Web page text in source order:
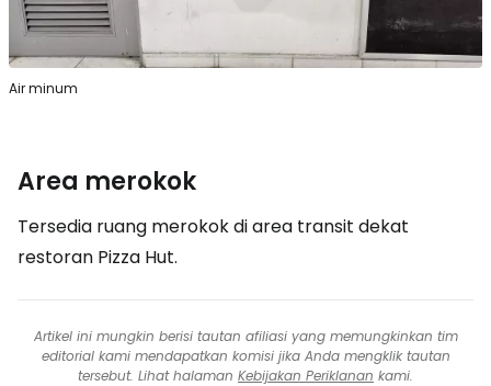
Air minum
Area merokok
Tersedia ruang merokok di area transit dekat
restoran Pizza Hut.
Artikel ini mungkin berisi tautan afiliasi yang memungkinkan tim
editorial kami mendapatkan komisi jika Anda mengklik tautan
tersebut. Lihat halaman Kebijakan Periklanan kami.